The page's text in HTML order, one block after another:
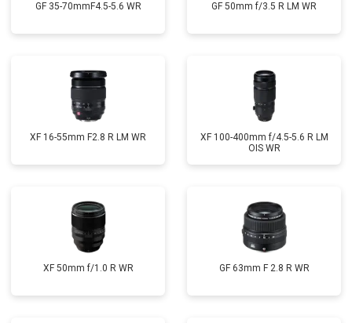
GF 35-70mmF4.5-5.6 WR GF 50mm f/3.5 R LM WR
XF 16-55mm F2.8 R LM WR
XF 100-400mm f/4.5-5.6 R LM
OIS WR
XF 50mm f/1.0 R WR GF 63mm F 2.8 R WR